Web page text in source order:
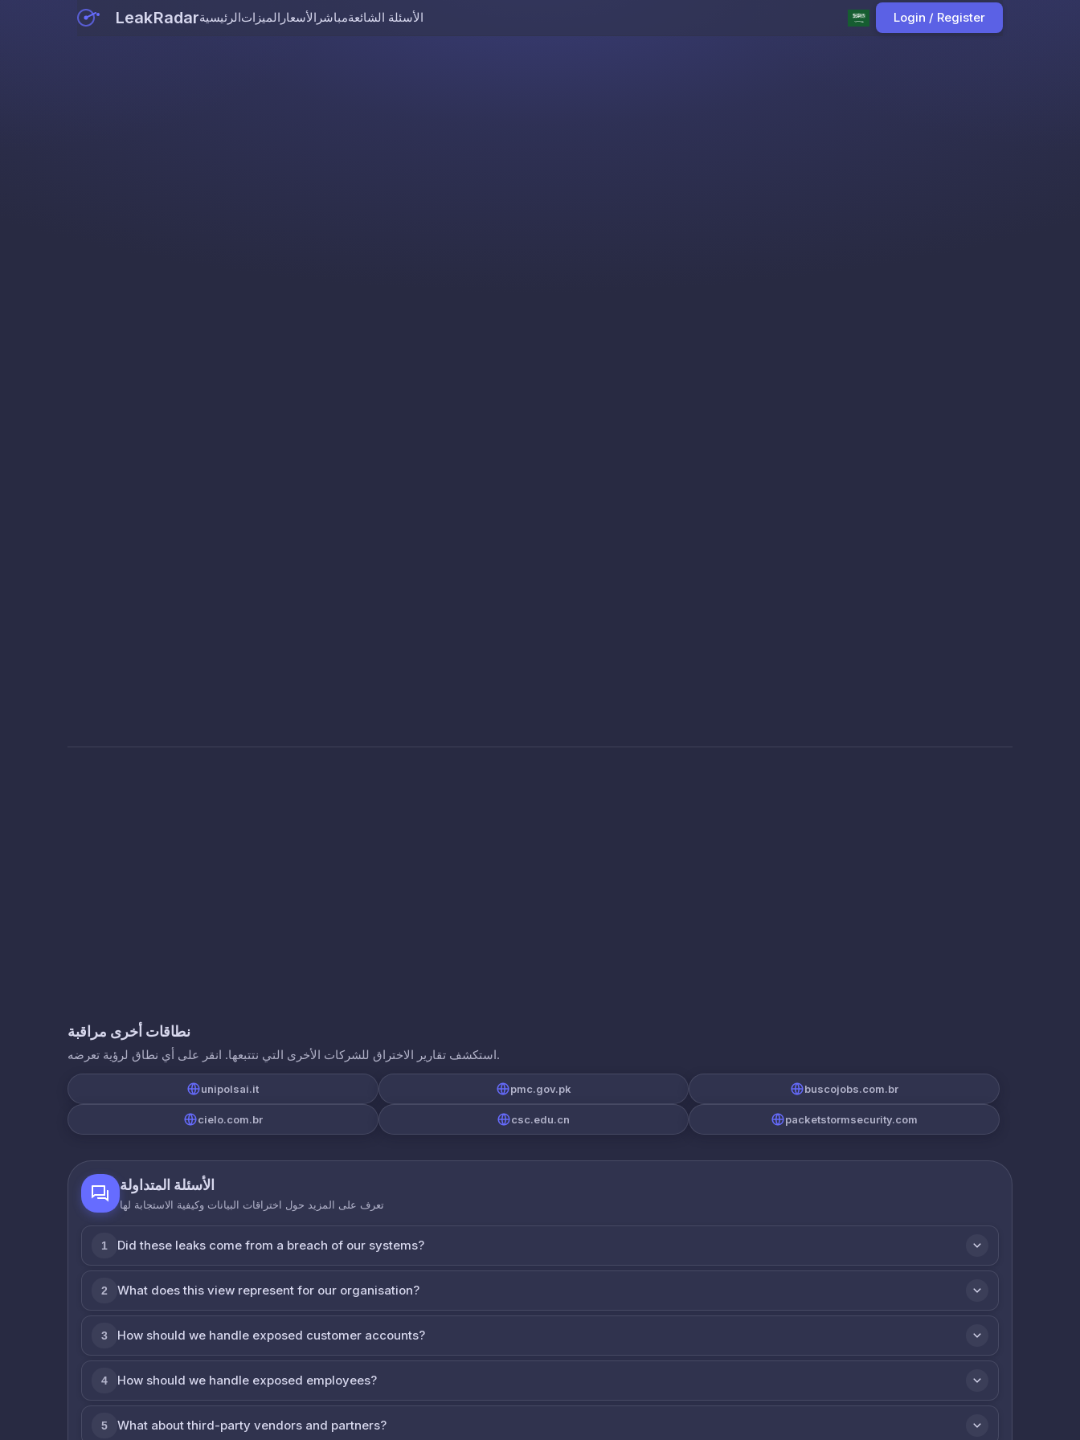
LeakRadarالرئيسيةالميزات الأسعار مباشرالأسئلة الشائعة Login / Register
نطاقات أخرى مراقبة
استكشف تقارير الاختراق للشركات الأخرى التي نتتبعها. انقر على أي نطاق لرؤية تعرضه.
unipolsai.it pmc.gov.pk buscojobs.com.br
cielo.com.br csc.edu.cn packetstormsecurity.com
الأسئلة المتداولة
تعرف على المزيد حول اختراقات البيانات وكيفية الاستجابة لها
1 Did these leaks come from a breach of our systems?
2 What does this view represent for our organisation?
3 How should we handle exposed customer accounts?
4 How should we handle exposed employees?
5 What about third-party vendors and partners?